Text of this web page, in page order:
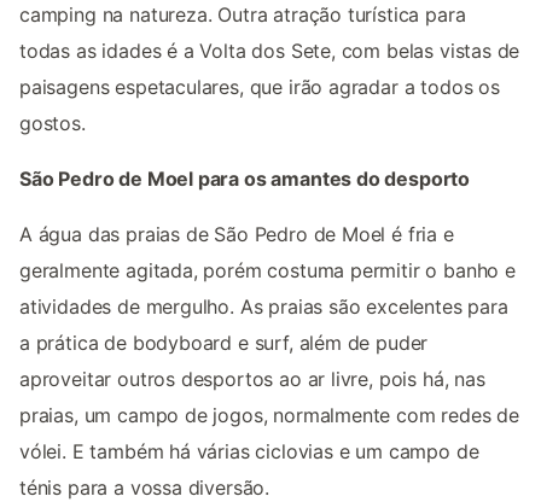
camping na natureza. Outra atração turística para
todas as idades é a Volta dos Sete, com belas vistas de
paisagens espetaculares, que irão agradar a todos os
gostos.
São Pedro de Moel para os amantes do desporto
A água das praias de São Pedro de Moel é fria e
geralmente agitada, porém costuma permitir o banho e
atividades de mergulho. As praias são excelentes para
a prática de bodyboard e surf, além de puder
aproveitar outros desportos ao ar livre, pois há, nas
praias, um campo de jogos, normalmente com redes de
vólei. E também há várias ciclovias e um campo de
ténis para a vossa diversão.